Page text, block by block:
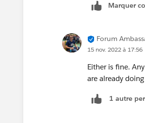
Marquer
Forum
15 nov. 2022 à 17:56
Either is fine.
are already
1 autre